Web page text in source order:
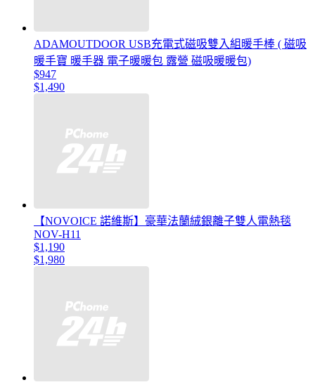
ADAMOUTDOOR USB充電式磁吸雙入組暖手棒 ( 磁吸
暖手寶 暖手器 電子暖暖包 露營 磁吸暖暖包)
$947
$1,490
【NOVOICE 諾維斯】豪華法蘭絨銀離子雙人電熱毯
NOV-H11
$1,190
$1,980